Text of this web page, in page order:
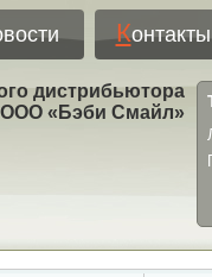
Контакты
дистрибьютора
ООО «Бэби Смайл»